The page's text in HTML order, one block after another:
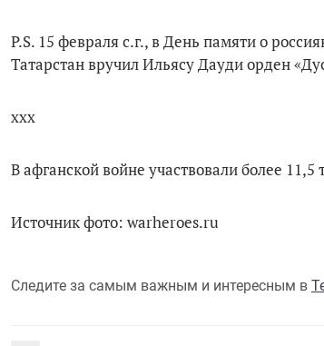
P.S. 15 февраля с.г., в День памяти о
Татарстан вручил Ильясу Дауди орден
ххх
В афганской войне участвовали более
Источник фото: warheroes.ru
Следите за самым важным и интересным в